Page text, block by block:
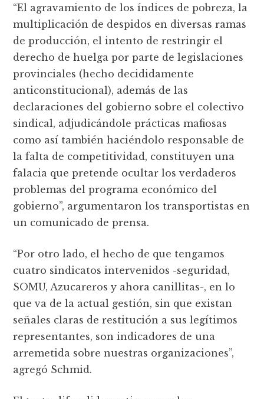
“El agravamiento de los índices de pobreza, la
multiplicación de despidos en diversas ramas
de producción, el intento de restringir el
derecho de huelga por parte de legislaciones
provinciales (hecho decididamente
anticonstitucional), además de las
declaraciones del gobierno sobre el colectivo
sindical, adjudicándole prácticas mafiosas
como así también haciéndolo responsable de
la falta de competitividad, constituyen una
falacia que pretende ocultar los verdaderos
problemas del programa económico del
gobierno”, argumentaron los transportistas en
un comunicado de prensa.
“Por otro lado, el hecho de que tengamos
cuatro sindicatos intervenidos -seguridad,
SOMU, Azucareros y ahora canillitas-, en lo
que va de la actual gestión, sin que existan
señales claras de restitución a sus legítimos
representantes, son indicadores de una
arremetida sobre nuestras organizaciones”,
agregó Schmid.